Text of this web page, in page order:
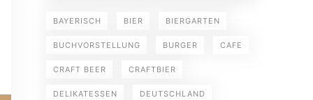
BAYERISCH BIER BIERGARTEN
BUCHVORSTELLUNG BURGER CAFE
CRAFT BEER CRAFTBIER
DELIKATESSEN DEUTSCHLAND